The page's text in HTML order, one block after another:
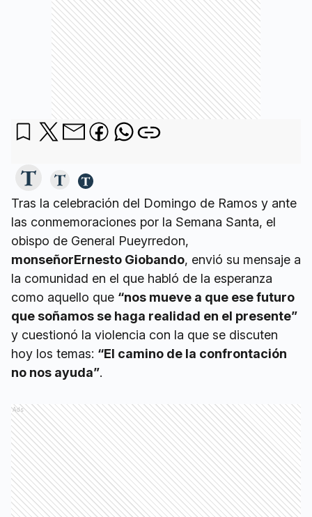
Tras la celebración del Domingo de Ramos y ante
las conmemoraciones por la Semana Santa, el
obispo de General Pueyrredon,
monseñorErnesto Giobando, envió su mensaje a
la comunidad en el que habló de la esperanza
como aquello que “nos mueve a que ese futuro
que soñamos se haga realidad en el presente”
y cuestionó la violencia con la que se discuten
hoy los temas: “El camino de la confrontación
no nos ayuda”.
Ads